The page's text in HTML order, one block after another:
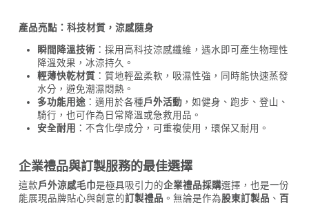
產品亮點：科技材質，涼感隨身
瞬間降溫技術：採用高科技涼感纖維，遇水即可產生物理性
降溫效果，冰涼持久。
輕薄快乾材質：質地輕盈柔軟，吸濕性強，同時能快速蒸發
水分，避免潮濕悶熱。
多功能用途：適用於各種戶外活動，如健身、跑步、登山、
騎行，也可作為日常降溫或急救用品。
安全耐用 ：不含化學成分，可重複使用，環保又耐用。
企業禮品與訂製服務的最佳選擇
這款戶外涼感毛巾是極具吸引力的企業禮品採購選擇，也是一份
能展現品牌貼心與創意的訂製禮品 。無論是作為股東訂製品 、 百